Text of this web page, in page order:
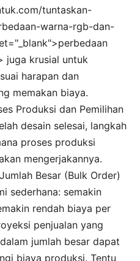
tuntaskan-
warna-rgb-dan-
juga krusial untuk
harapan dan
memakan biaya.
Produksi dan Pemilihan
desain selesai, langkah
proses produksi
mengerjakannya.
Besar (Bulk Order)
sederhana: semakin
rendah biaya per
penjualan yang
jumlah besar dapat
biaya produksi. Tentu